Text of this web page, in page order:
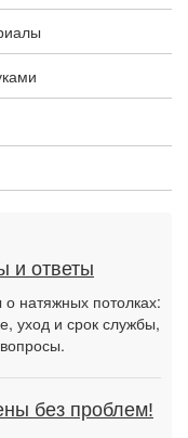
и ответы
натяжных потолках:
уход и срок службы,
без проблем!